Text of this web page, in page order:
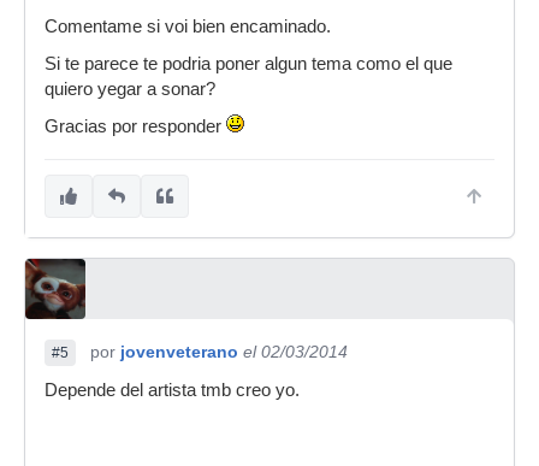
Comentame si voi bien encaminado.
Si te parece te podria poner algun tema como el que
quiero yegar a sonar?
Gracias por responder
#5 por jovenveterano el 02/03/2014
Depende del artista tmb creo yo.